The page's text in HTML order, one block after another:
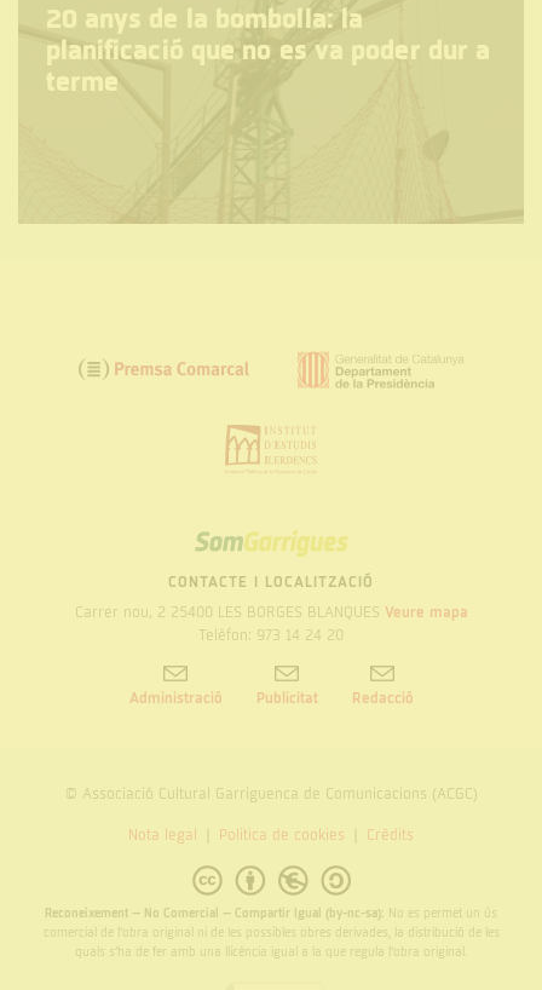
20 anys de la bombolla: la
planificació que no es va poder dur a
terme
SOM
GARRIGUES
CONTACTE I LOCALITZACIÓ
Carrer nou, 2 25400 LES BORGES BLANQUES Veure mapa
Telèfon: 973 14 24 20
Administració Publicitat Redacció
© Associació Cultural Garriguenca de Comunicacions (ACGC)
Nota legal Politica de cookies Crèdits
Reconeixement – No Comercial – Compartir Igual (by-nc-sa): No es permet un ús
comercial de l’obra original ni de les possibles obres derivades, la distribució de les
quals s’ha de fer amb una llicència igual a la que regula l’obra original.